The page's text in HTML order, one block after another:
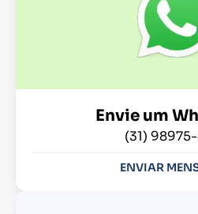
Envie um
(31)
ENVIAR